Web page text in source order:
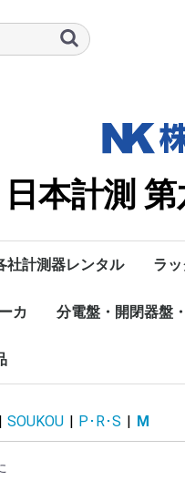
日本計測
ND
社計測器レンタル
M
L
C
数字
D
E･F
H
IK
P･R
T・
V・
H
M
W
G
R・
レンタルⅡ
ラ
ラッ
ラ
シス
カ
ューズブレーカ
レーカ
レーカ
分電盤・開閉器盤
電流30A
| SOUKOU | P･R･S | M